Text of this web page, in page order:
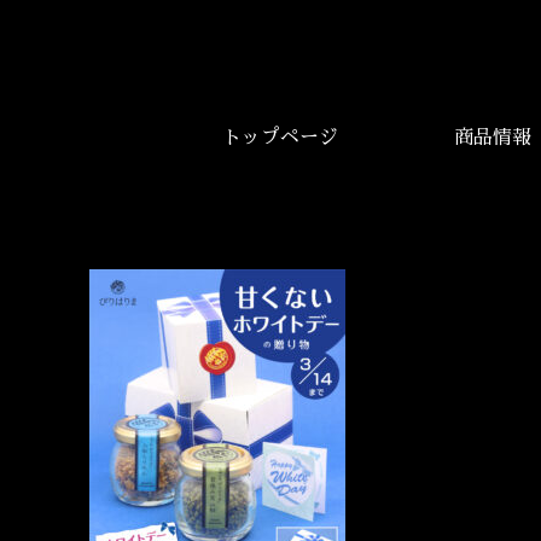
トップページ 商品情報